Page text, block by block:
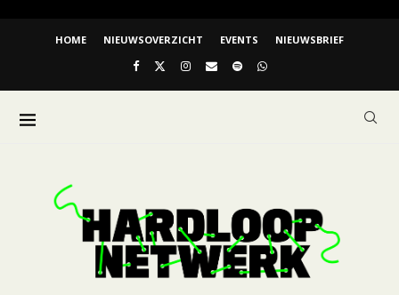
HOME NIEUWSOVERZICHT EVENTS NIEUWSBRIEF